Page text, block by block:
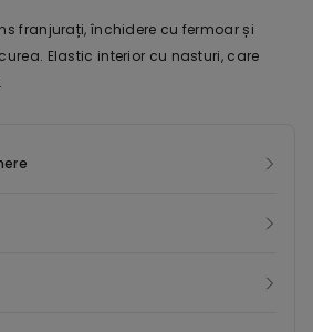
franjurați, închidere cu fermoar și
Elastic interior cu nasturi, care